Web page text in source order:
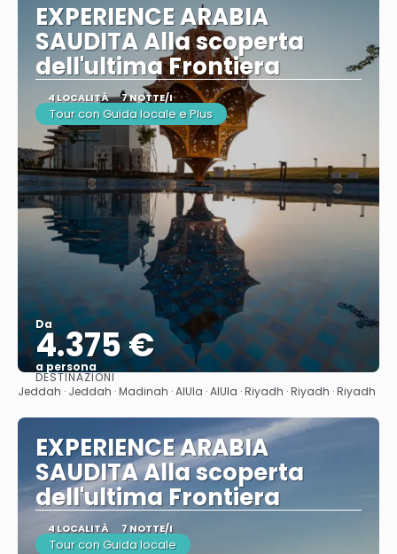
EXPERIENCE ARABIA
SAUDITA Alla scoperta
dell'ultima Frontiera
4 LOCALITÀ 7 NOTTE/I
Tour con Guida locale e Plus
Da
4.375 €
a persona
Vedere
DESTINAZIONI
Jeddah · Jeddah · Madinah · AlUla · AlUla · Riyadh · Riyadh · Riyadh
EXPERIENCE ARABIA
SAUDITA Alla scoperta
dell'ultima Frontiera
4 LOCALITÀ 7 NOTTE/I
Tour con Guida locale